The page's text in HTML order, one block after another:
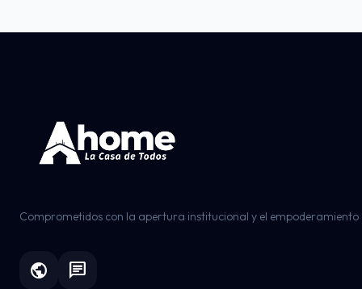
Comprometidos con la apertura institucional y el
public chat